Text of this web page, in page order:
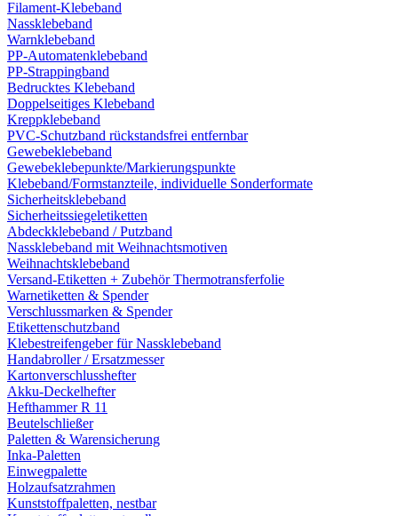
Filament-Klebeband
Nassklebeband
Warnklebeband
PP-Automatenklebeband
PP-Strappingband
Bedrucktes Klebeband
Doppelseitiges Klebeband
Kreppklebeband
PVC-Schutzband rückstandsfrei entfernbar
Gewebeklebeband
Gewebeklebepunkte/Markierungspunkte
Klebeband/Formstanzteile, individuelle Sonderformate
Sicherheitsklebeband
Sicherheitssiegeletiketten
Abdeckklebeband / Putzband
Nassklebeband mit Weihnachtsmotiven
Weihnachtsklebeband
Versand-Etiketten + Zubehör Thermotransferfolie
Warnetiketten & Spender
Verschlussmarken & Spender
Etikettenschutzband
Klebestreifengeber für Nassklebeband
Handabroller / Ersatzmesser
Kartonverschlusshefter
Akku-Deckelhefter
Hefthammer R 11
Beutelschließer
Paletten & Warensicherung
Inka-Paletten
Einwegpalette
Holzaufsatzrahmen
Kunststoffpaletten, nestbar